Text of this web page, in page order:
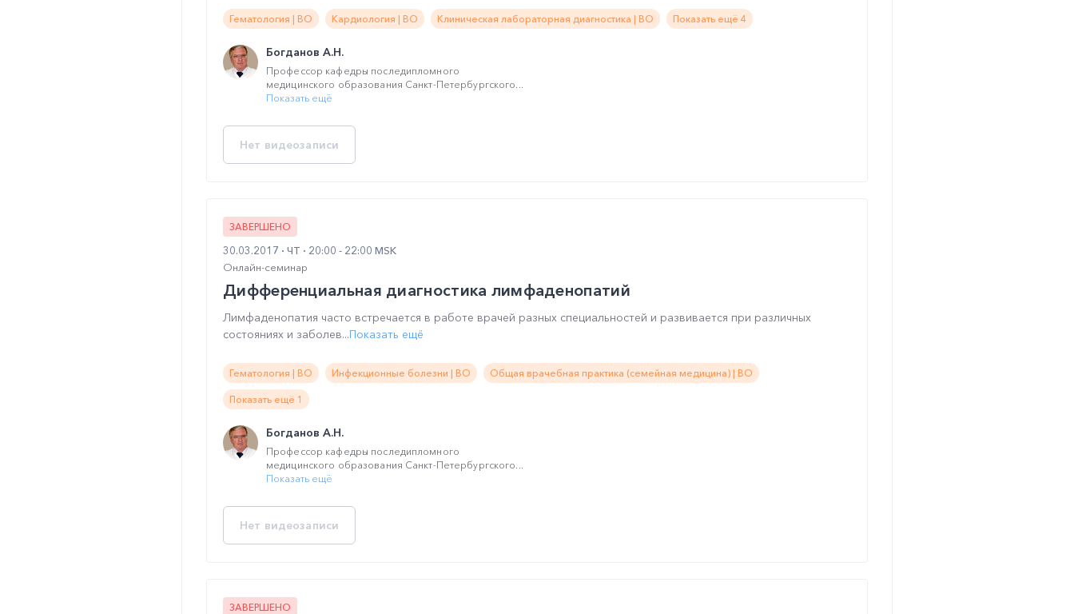
Гематология | ВО Кардиология | ВО Клиническая лабораторная диагностика | ВО Показать ещё 4
Богданов А.Н.
Профессор кафедры последипломного
медицинского образования Санкт-Петербургского...
Показать ещё
Нет видеозаписи
ЗАВЕРШЕНО
30.03.2017 ЧТ
20:00 - 22:00 MSK
Онлайн-семинар
Дифференциальная диагностика лимфаденопатий
Лимфаденопатия часто встречается в работе врачей разных специальностей и развивается при различных
состояниях и заболев...Показать ещё
Гематология | ВО Инфекционные болезни | ВО Общая врачебная практика (семейная медицина) | ВО
Показать ещё 1
Богданов А.Н.
Профессор кафедры последипломного
медицинского образования Санкт-Петербургского...
Показать ещё
Нет видеозаписи
ЗАВЕРШЕНО